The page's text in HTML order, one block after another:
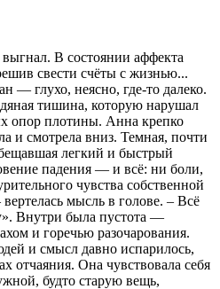
В состоянии аффекта
свести счёты с жизнью...
— глухо, неясно, где-то далеко.
тишина, которую нарушал
опор плотины. Анна крепко
и смотрела вниз. Темная, почти
легкий и быстрый
падения — и всё: ни боли,
чувства собственной
мысль в голове. – Всё
Внутри была пустота —
и горечью разочарования.
и смысл давно испарилось,
отчаяния. Она чувствовала себя
будто старую вещь,